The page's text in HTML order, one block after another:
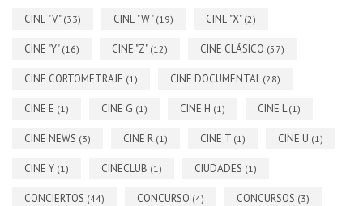
CINE "V" (33) CINE "W" (19) CINE "X" (2)
CINE "Y" (16) CINE "Z" (12) CINE CLÁSICO (57)
CINE CORTOMETRAJE (1) CINE DOCUMENTAL(28)
CINE E (1) CINE G (1) CINE H (1) CINE L(1)
CINE NEWS (3) CINE R (1) CINE T (1) CINE U (1)
CINE Y (1) CINECLUB (1) CIUDADES (1)
CONCIERTOS (44) CONCURSO (4) CONCURSOS (3)